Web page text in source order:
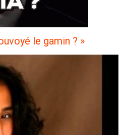
le gamin ? »